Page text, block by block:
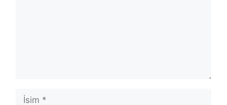
İsim